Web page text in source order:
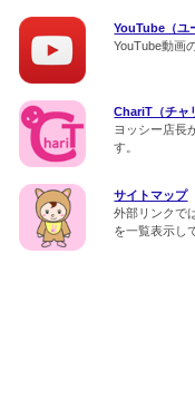
YouTube（ユ
YouTube動画
ChariT（チャ
ヨッシー店長
す。
サイトマップ
外部リンクで
を一覧表示し